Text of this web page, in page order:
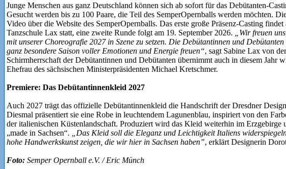
Junge Menschen aus ganz Deutschland können sich ab sofort für das Debütanten-
Gesucht werden bis zu 100 Paare, die Teil des SemperOpernballs werden möchten.
Video über die Website des SemperOpernballs. Das erste große Präsenz-Casting
Tanzschule Lax statt, eine zweite Runde folgt am 19. September 2026.
„Wir freuen
mit unserer Choreografie 2027 in Szene zu setzen. Die Debütantinnen und
ganz besondere Saison voller Emotionen und Energie freuen“, sagt Sabine Lax von
Schirmherrschaft der Debütantinnen und Debütanten übernimmt auch in diesem Jahr
Ehefrau des sächsischen Ministerpräsidenten Michael Kretschmer.
Premiere: Das Debütantinnenkleid 2027
Auch 2027 trägt das offizielle Debütantinnenkleid die Handschrift der Dresdner
Diesmal präsentiert sie eine Robe in leuchtendem Lagunenblau, inspiriert von den
der italienischen Küstenlandschaft. Produziert wird das Kleid weiterhin im Erzgebirge
„made in Sachsen“.
„Das Kleid soll die Eleganz und Leichtigkeit Italiens
hohe Handwerkskunst zeigen, die wir hier in Sachsen haben”, erklärt Designerin
Foto: Semper Opernball e.V. / Eric Münch